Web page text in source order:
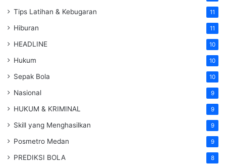
Tips Latihan & Kebugaran 11
Hiburan 11
HEADLINE 10
Hukum 10
Sepak Bola 10
Nasional 9
HUKUM & KRIMINAL 9
Skill yang Menghasilkan 9
Posmetro Medan 9
PREDIKSI BOLA 8